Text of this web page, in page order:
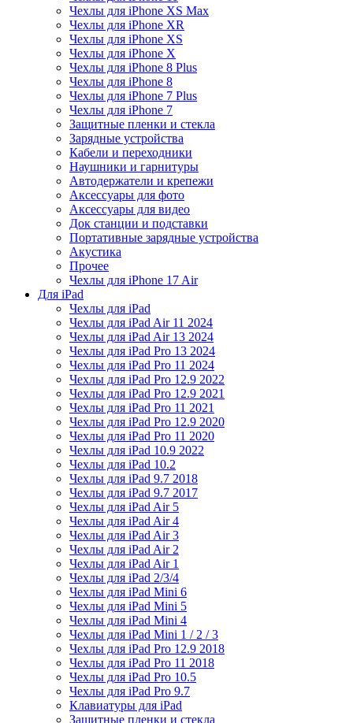
Чехлы для iPhone XS Max
Чехлы для iPhone XR
Чехлы для iPhone XS
Чехлы для iPhone X
Чехлы для iPhone 8 Plus
Чехлы для iPhone 8
Чехлы для iPhone 7 Plus
Чехлы для iPhone 7
Защитные пленки и стекла
Зарядные устройства
Кабели и переходники
Наушники и гарнитуры
Автодержатели и крепежи
Аксессуары для фото
Аксессуары для видео
Док станции и подставки
Портативные зарядные устройства
Акустика
Прочее
Чехлы для iPhone 17 Air
Для iPad
Чехлы для iPad
Чехлы для iPad Air 11 2024
Чехлы для iPad Air 13 2024
Чехлы для iPad Pro 13 2024
Чехлы для iPad Pro 11 2024
Чехлы для iPad Pro 12.9 2022
Чехлы для iPad Pro 12.9 2021
Чехлы для iPad Pro 11 2021
Чехлы для iPad Pro 12.9 2020
Чехлы для iPad Pro 11 2020
Чехлы для iPad 10.9 2022
Чехлы для iPad 10.2
Чехлы для iPad 9.7 2018
Чехлы для iPad 9.7 2017
Чехлы для iPad Air 5
Чехлы для iPad Air 4
Чехлы для iPad Air 3
Чехлы для iPad Air 2
Чехлы для iPad Air 1
Чехлы для iPad 2/3/4
Чехлы для iPad Mini 6
Чехлы для iPad Mini 5
Чехлы для iPad Mini 4
Чехлы для iPad Mini 1 / 2 / 3
Чехлы для iPad Pro 12.9 2018
Чехлы для iPad Pro 11 2018
Чехлы для iPad Pro 10.5
Чехлы для iPad Pro 9.7
Клавиатуры для iPad
Защитные пленки и стекла